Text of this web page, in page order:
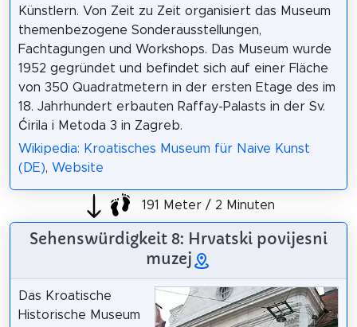
Künstlern. Von Zeit zu Zeit organisiert das Museum
themenbezogene Sonderausstellungen,
Fachtagungen und Workshops. Das Museum wurde
1952 gegründet und befindet sich auf einer Fläche
von 350 Quadratmetern in der ersten Etage des im
18. Jahrhundert erbauten Raffay-Palasts in der Sv.
Ćirila i Metoda 3 in Zagreb.
Wikipedia: Kroatisches Museum für Naive Kunst
(DE), Website
191 Meter / 2 Minuten
Sehenswürdigkeit 8: Hrvatski povijesni
muzej
Das Kroatische
Historische Museum